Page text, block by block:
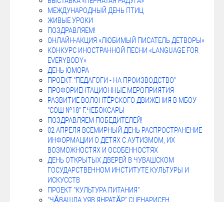
МЕЖДУНАРОДНЫЙ ДЕНЬ ПТИЦ
ЖИВЫЕ УРОКИ
ПОЗДРАВЛЯЕМ!
ОНЛАЙН-АКЦИЯ «ЛЮБИМЫЙ ПИСАТЕЛЬ ДЕТВОРЫ»
КОНКУРС ИНОСТРАННОЙ ПЕСНИ «LANGUAGE FOR
EVERYBODY»
ДЕНЬ ЮМОРА
ПРОЕКТ "ПЕДАГОГИ - НА ПРОИЗВОДСТВО"
ПРОФОРИЕНТАЦИОННЫЕ МЕРОПРИЯТИЯ
РАЗВИТИЕ ВОЛОНТЁРСКОГО ДВИЖЕНИЯ В МБОУ
"СОШ №18" Г.ЧЕБОКСАРЫ
ПОЗДРАВЛЯЕМ ПОБЕДИТЕЛЕЙ!
02 АПРЕЛЯ ВСЕМИРНЫЙ ДЕНЬ РАСПРОСТРАНЕНИЕ
ИНФОРМАЦИИ О ДЕТЯХ С АУТИЗМОМ, ИХ
ВОЗМОЖНОСТЯХ И ОСОБЕННОСТЯХ
ДЕНЬ ОТКРЫТЫХ ДВЕРЕЙ В ЧУВАШСКОМ
ГОСУДАРСТВЕННОМ ИНСТИТУТЕ КУЛЬТУРЫ И
ИСКУССТВ
ПРОЕКТ "КУЛЬТУРА ПИТАНИЯ"
"ЧӐВАШЛА УЯВ ЯНРАТӐР" СЦЕНАРИСЕН